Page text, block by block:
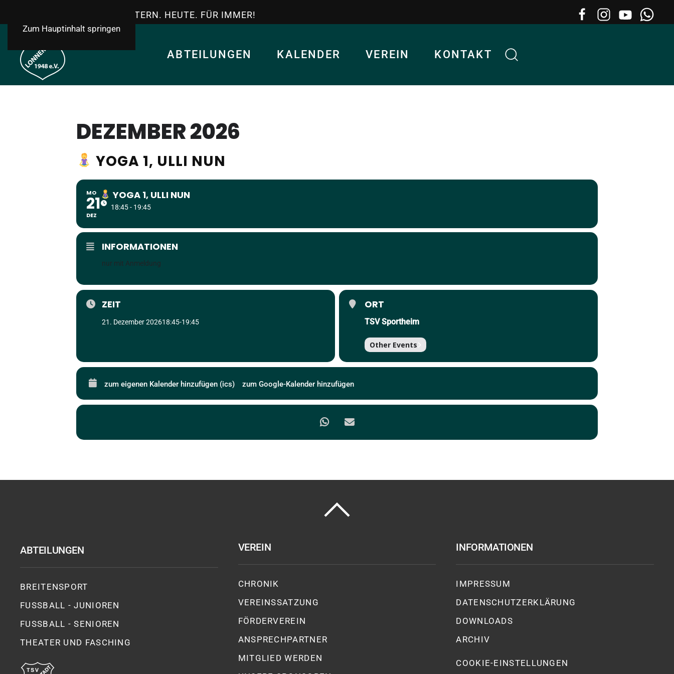
Zum Hauptinhalt springen
TSV LONNERSTADT - GESTERN. HEUTE. FÜR IMMER!
ABTEILUNGEN KALENDER VEREIN KONTAKT
DEZEMBER 2026
YOGA 1, ULLI NUN
MO
21
DEZ
YOGA 1, ULLI NUN
18:45 - 19:45
INFORMATIONEN
nur mit Anmeldung
ZEIT
21. Dezember 202618:45-19:45
ORT
TSV Sportheim
Other Events
zum eigenen Kalender hinzufügen (ics) zum Google-Kalender hinzufügen
ABTEILUNGEN
BREITENSPORT
FUSSBALL - JUNIOREN
FUSSBALL - SENIOREN
THEATER UND FASCHING
VEREIN
CHRONIK
VEREINSSATZUNG
FÖRDERVEREIN
ANSPRECHPARTNER
MITGLIED WERDEN
INFORMATIONEN
IMPRESSUM
DATENSCHUTZ­ERKLÄRUNG
DOWNLOADS
ARCHIV
COOKIE-EINSTELLUNGEN